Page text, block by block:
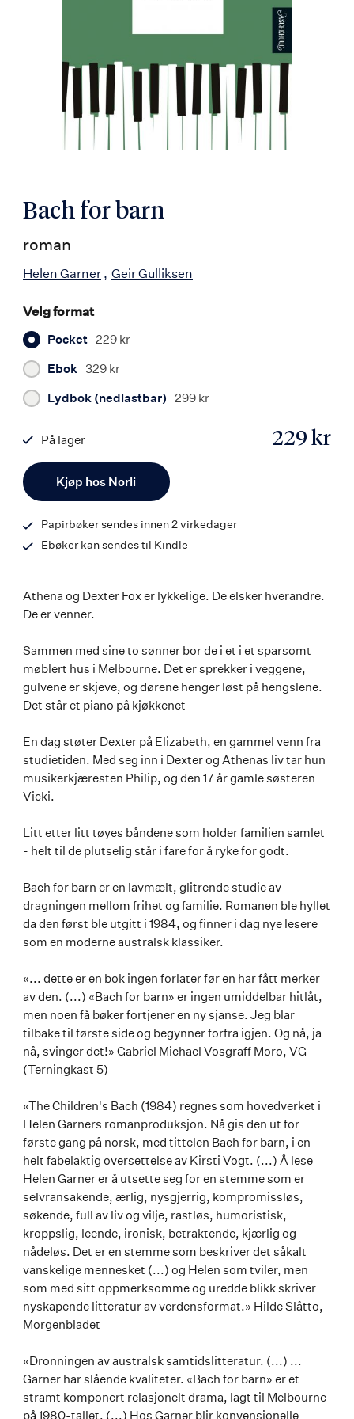
Bach for barn
roman
Helen Garner Geir Gulliksen
Velg format
Pocket 229 kr
Ebok 329 kr
Lydbok (nedlastbar) 299 kr
Kjøp hos Norli
229 kr
På lager
9788203461279
Papirbøker sendes innen 2 virkedager
Ebøker kan sendes til Kindle
Athena og Dexter Fox er lykkelige. De elsker hverandre.
De er venner.
Sammen med sine to sønner bor de i et i et sparsomt
møblert hus i Melbourne. Det er sprekker i veggene,
gulvene er skjeve, og dørene henger løst på hengslene.
Det står et piano på kjøkkenet
En dag støter Dexter på Elizabeth, en gammel venn fra
studietiden. Med seg inn i Dexter og Athenas liv tar hun
musikerkjæresten Philip, og den 17 år gamle søsteren
Vicki.
Litt etter litt tøyes båndene som holder familien samlet
- helt til de plutselig står i fare for å ryke for godt.
Bach for barn er en lavmælt, glitrende studie av
dragningen mellom frihet og familie. Romanen ble hyllet
da den først ble utgitt i 1984, og finner i dag nye lesere
som en moderne australsk klassiker.
«... dette er en bok ingen forlater før en har fått merker
av den. (...) «Bach for barn» er ingen umiddelbar hitlåt,
men noen få bøker fortjener en ny sjanse. Jeg blar
tilbake til første side og begynner forfra igjen. Og nå, ja
nå, svinger det!» Gabriel Michael Vosgraff Moro, VG
(Terningkast 5)
«The Children's Bach (1984) regnes som hovedverket i
Helen Garners romanproduksjon. Nå gis den ut for
første gang på norsk, med tittelen Bach for barn, i en
helt fabelaktig oversettelse av Kirsti Vogt. (...) Å lese
Helen Garner er å utsette seg for en stemme som er
selvransakende, ærlig, nysgjerrig, kompromissløs,
søkende, full av liv og vilje, rastløs, humoristisk,
kroppslig, leende, ironisk, betraktende, kjærlig og
nådeløs. Det er en stemme som beskriver det såkalt
vanskelige mennesket (...) og Helen som tviler, men
som med sitt oppmerksomme og uredde blikk skriver
nyskapende litteratur av verdensformat.» Hilde Slåtto,
Morgenbladet
«Dronningen av australsk samtidslitteratur. (...) ...
Garner har slående kvaliteter. «Bach for barn» er et
stramt komponert relasjonelt drama, lagt til Melbourne
på 1980-tallet. (...) Hos Garner blir konvensjonelle